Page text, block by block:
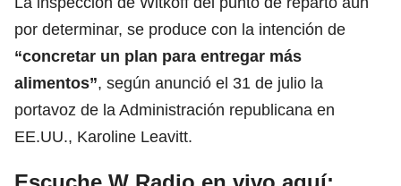
por determinar, se produce con la intención de
“concretar un plan para entregar más
alimentos”, según anunció el 31 de julio la
portavoz de la Administración republicana en
EE.UU., Karoline Leavitt.